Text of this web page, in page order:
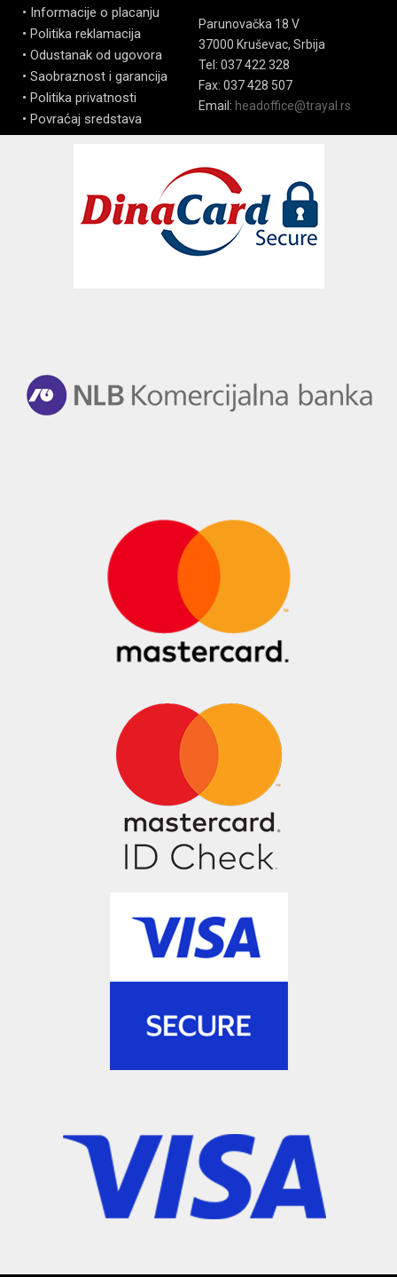
• Informacije o placanju
• Politika reklamacija
• Odustanak od ugovora
• Saobraznost i garancija
• Politika privatnosti
• Povraćaj sredstava
Parunovačka 18 V
37000 Kruševac, Srbija
Tel: 037 422 328
Fax: 037 428 507
Email: headoffice@trayal.rs